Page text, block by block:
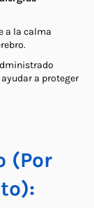
a la calma
a proteger
(Por